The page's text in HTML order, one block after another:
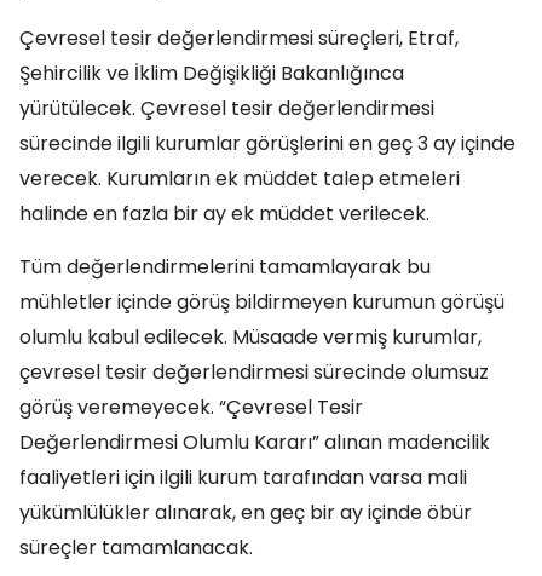
Çevresel tesir değerlendirmesi süreçleri, Etraf,
Şehircilik ve İklim Değişikliği Bakanlığınca
yürütülecek. Çevresel tesir değerlendirmesi
sürecinde ilgili kurumlar görüşlerini en geç 3 ay içinde
verecek. Kurumların ek müddet talep etmeleri
halinde en fazla bir ay ek müddet verilecek.
Tüm değerlendirmelerini tamamlayarak bu
mühletler içinde görüş bildirmeyen kurumun görüşü
olumlu kabul edilecek. Müsaade vermiş kurumlar,
çevresel tesir değerlendirmesi sürecinde olumsuz
görüş veremeyecek. “Çevresel Tesir
Değerlendirmesi Olumlu Kararı” alınan madencilik
faaliyetleri için ilgili kurum tarafından varsa mali
yükümlülükler alınarak, en geç bir ay içinde öbür
süreçler tamamlanacak.